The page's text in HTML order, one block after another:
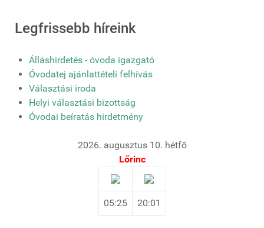
Legfrissebb híreink
Álláshirdetés - óvoda igazgató
Óvodatej ajánlattételi felhívás
Választási iroda
Helyi választási bizottság
Óvodai beíratás hirdetmény
2026. augusztus 10. hétfő
Lőrinc
05:25 20:01